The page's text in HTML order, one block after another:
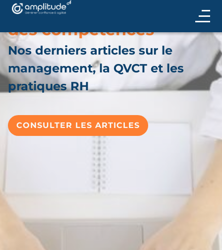
QVCT et développement
des compétences
Nos derniers articles sur le
management, la QVCT et les
pratiques RH
CONSULTER LES ARTICLES